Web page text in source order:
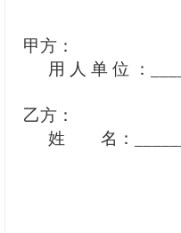
甲方：
用 人 单 位 ：
乙方：
姓
名：